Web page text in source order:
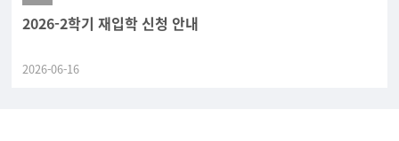
2026-2학기 재입학 신청 안내
2026-06-16